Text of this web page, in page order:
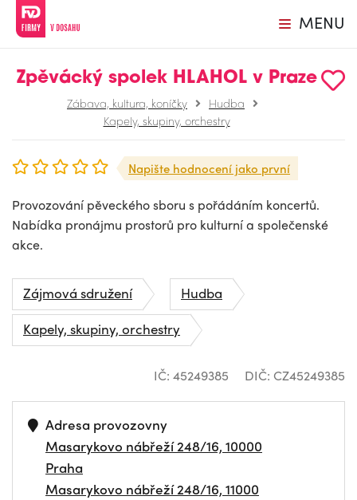
MENU
Zpěvácký spolek HLAHOL v Praze
Zábava, kultura, koníčky
Hudba
Kapely, skupiny, orchestry
Napište hodnocení jako první
Provozování pěveckého sboru s pořádáním koncertů.
Nabídka pronájmu prostorů pro kulturní a společenské
akce.
Zájmová sdružení
Hudba
Kapely, skupiny, orchestry
IČ: 45249385 DIČ: CZ45249385
Adresa provozovny
Masarykovo nábřeží 248/16, 10000
Praha
Masarykovo nábřeží 248/16, 11000